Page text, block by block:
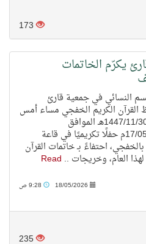
173
يكرّم الخاتمات
النسائي في جمعية قارئ
القرآن الكريم الخفجي مساء أمس
الأحد 1447/11/30هـ الموافق
17/05/2026م حفلًا تكريميًا في قاعة
احتفاءً بـ خاتمات القرآن
لهذا العام، وخريجات .. Read
18/05/2026
235